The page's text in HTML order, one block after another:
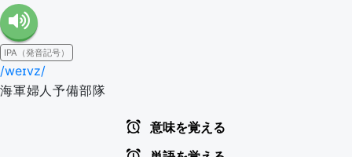
IPA（発音記号）
/weɪvz/
海軍婦人予備部隊
意味を覚える